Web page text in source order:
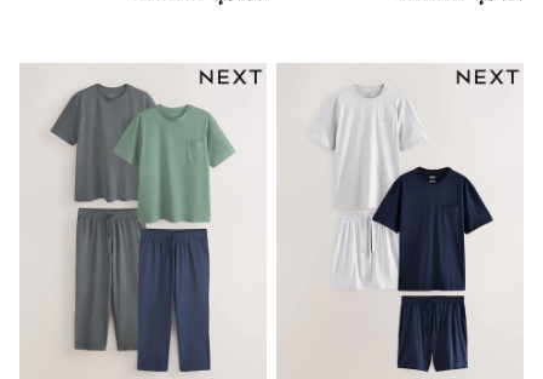
Sweatshirts & Jumpers
Coats & Jackets
Underwear
Socks
Multipacks
All Boys Sport & Swimwear
Trainers & Pumps
Swimwear
Tops
Shorts
Joggers
adidas
Nike